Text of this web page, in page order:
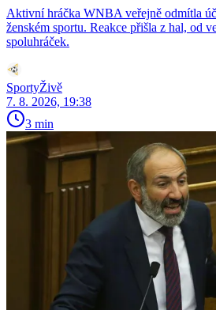
Aktivní hráčka WNBA veřejně odmítla
ženském sportu. Reakce přišla z hal, od
spoluhráček.
SportyŽivě
7. 8. 2026, 19:38
3 min